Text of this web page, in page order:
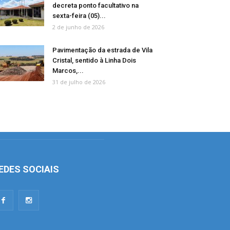
decreta ponto facultativo na
sexta-feira (05)...
2 de junho de 2026
Pavimentação da estrada de Vila
Cristal, sentido à Linha Dois
Marcos,...
31 de julho de 2026
SOCIAIS